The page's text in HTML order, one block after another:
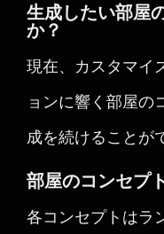
生成したい部屋
か？
現在、カスタマイ
ョンに響く部屋の
成を続けることが
部屋のコンセプ
各コンセプトはラ